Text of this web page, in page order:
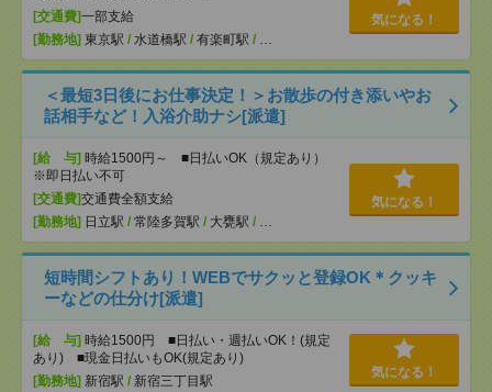
[交通費]一部支給
[勤務地] 東京駅 / 水道橋駅 / 有楽町駅 / …
気になる！
＜最短3日後にお仕事決定！＞お散歩の付き添いやお
話相手など！入浴介助ナシ[派遣]
[給 与] 時給1500円～ ■日払いOK（規定あり）
※即日払い不可
[交通費]交通費全額支給
[勤務地] 日立駅 / 常陸多賀駅 / 大甕駅 / …
気になる！
短時間シフトあり！WEBでサクッと登録OK＊クッキ
ーなどの仕分け[派遣]
[給 与] 時給1500円 ■日払い・週払いOK！(規定
あり) ■現金日払いもOK(規定あり)
[勤務地] 新宿駅 / 新宿三丁目駅
気になる！